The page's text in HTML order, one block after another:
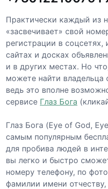
Практически каждый из
«засвечивает» свой
регистрации в соцсетях,
сайтах и досках
и в других местах. Но
можете найти владельца
ведь это вполне
сервисе Глаз Бога
Глаз Бога (Eye of God,
самым популярным
для пробива людей в
вы легко и быстро
номеру телефону, по
фамилии имени